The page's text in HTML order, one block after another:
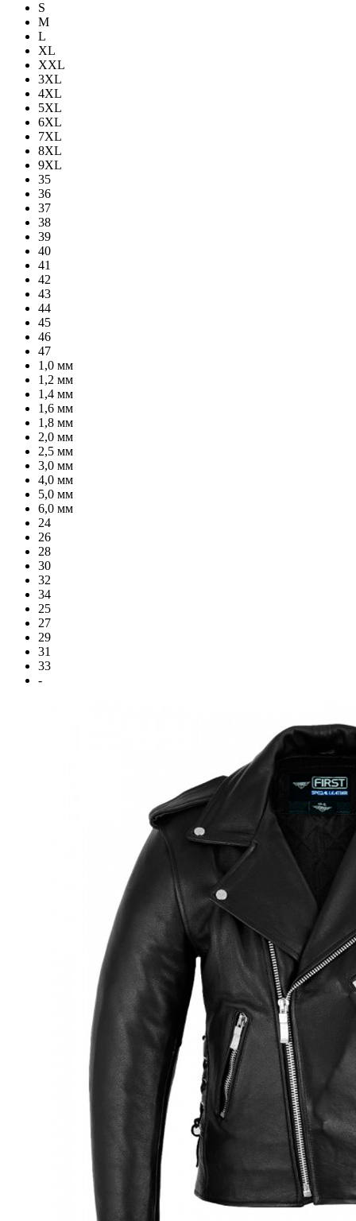
S
M
L
XL
XXL
3XL
4XL
5XL
6XL
7XL
8XL
9XL
35
36
37
38
39
40
41
42
43
44
45
46
47
1,0 мм
1,2 мм
1,4 мм
1,6 мм
1,8 мм
2,0 мм
2,5 мм
3,0 мм
4,0 мм
5,0 мм
6,0 мм
24
26
28
30
32
34
25
27
29
31
33
-